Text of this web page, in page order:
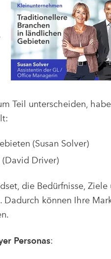
Teil unterscheiden,
(Susan Solver)
(David Driver)
die Bedürfnisse, Ziele
Dadurch können Ihre
Personas: